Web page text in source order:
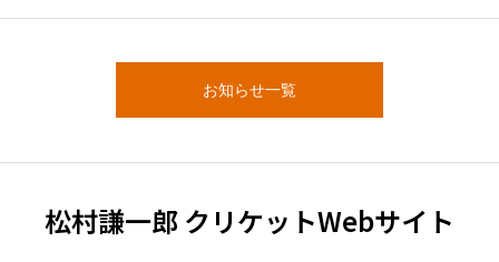
お知らせ一覧
松村謙一郎 クリケットWebサイト